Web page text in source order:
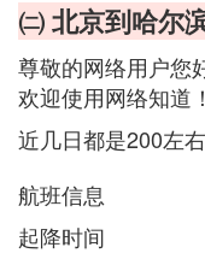
㈡ 北京到哈尔
尊敬的网络用户您
欢迎使用网络知道
近几日都是200左右
航班信息
起降时间